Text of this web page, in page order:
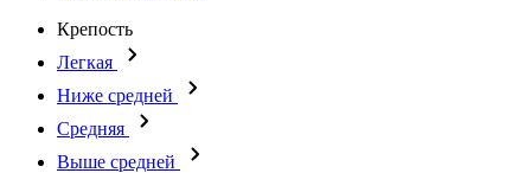
Крепость
Легкая
Ниже средней
Средняя
Выше средней